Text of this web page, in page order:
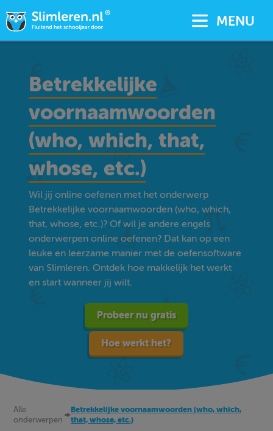
MENU
Betrekkelijke
voornaamwoorden
(who, which, that,
whose, etc.)
Wil jij online oefenen met het onderwerp
Betrekkelijke voornaamwoorden (who, which,
that, whose, etc.)? Of wil je andere engels
onderwerpen online oefenen? Dat kan op een
leuke en leerzame manier met de oefensoftware
van Slimleren. Ontdek hoe makkelijk het werkt
en start wanneer jij wilt.
Probeer nu gratis
Hoe werkt het?
Alle
onderwerpen
Betrekkelijke voornaamwoorden (who, which,
that, whose, etc.)